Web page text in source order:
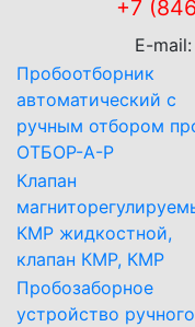
+7
E-mail:
Пробоотборник
автоматический с
ручным отбором
ОТБОР-А-Р
Клапан
КМР жидкостной,
клапан КМР, КМР
Пробозаборное
устройство ручного